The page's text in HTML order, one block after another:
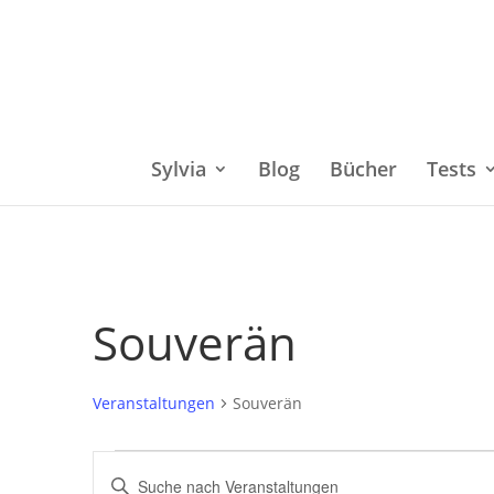
Sylvia Blog Bücher Tests
Souverän
Veranstaltungen Souverän
Veranstaltungen
Bitte